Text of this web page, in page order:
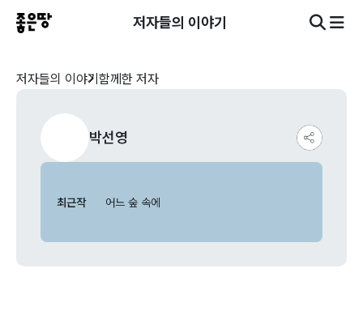
저자들의 이야기
저자들의 이야기 함께한 저자
박선영
최근작 어느 숲 속에